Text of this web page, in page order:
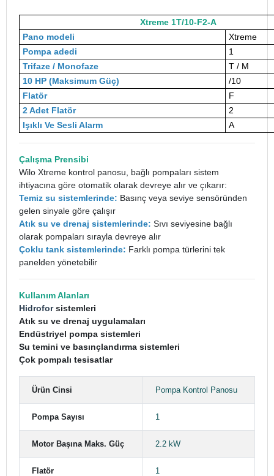
Xtreme 1T/10-F2-A
Pano modeli
Xtreme
Pompa adedi
1
Trifaze / Monofaze
T / M
10 HP (Maksimum Güç)
/10
Flatör
F
2 Adet Flatör
2
Işıklı Ve Sesli Alarm
A
Çalışma Prensibi
Wilo Xtreme kontrol panosu, bağlı pompaları sistem
ihtiyacına göre otomatik olarak devreye alır ve çıkarır:
Temiz su sistemlerinde: Basınç veya seviye sensöründen
gelen sinyale göre çalışır
Atık su ve drenaj sistemlerinde: Sıvı seviyesine bağlı
olarak pompaları sırayla devreye alır
Çoklu tank sistemlerinde: Farklı pompa türlerini tek
panelden yönetebilir
Kullanım Alanları
Hidroforsistemleri
Atık su ve drenaj uygulamaları
Endüstriyel pompa sistemleri
Su temini ve basınçlandırma sistemleri
Çok pompalı tesisatlar
Ürün Cinsi Pompa Kontrol Panosu
Pompa Sayısı 1
Motor Başına Maks. Güç 2.2 kW
Flatör 1